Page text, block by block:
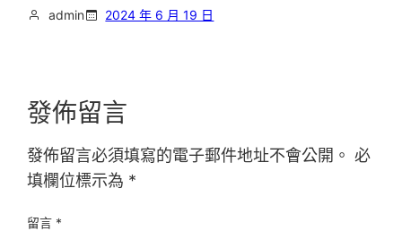
admin 2024 年 6 月 19 日
發佈留言
發佈留言必須填寫的電子郵件地址不會公開。 必
填欄位標示為 *
留言 *